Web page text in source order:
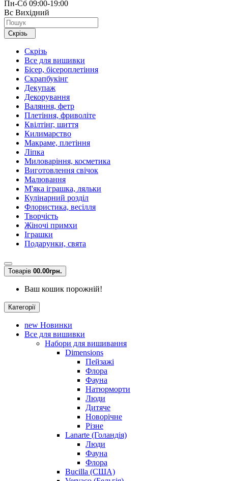
Пн-Сб 09:00-19:00
Вс Вихідний
Скрізь
Скрізь
Все для вишивки
Бісер, бісероплетіння
Скрапбукінг
Декупаж
Декорування
Валяння, фетр
Плетіння, фриволіте
Квілтінг, шиття
Килимарство
Макраме, плетіння
Ліпка
Миловаріння, косметика
Виготовлення свічок
Малювання
М'яка іграшка, ляльки
Кулінарний розділ
Флористика, весілля
Творчість
Жіночі примхи
Іграшки
Подарунки, свята
Товарів 00.00грн.
Ваш кошик порожній!
Категорії
new Новинки
Все для вишивки
Набори для вишивання
Dimensions
Пейзажі
Флора
Фауна
Натюрморти
Люди
Дитяче
Новорічне
Різне
Lanarte (Голандія)
Люди
Фауна
Флора
Bucilla (США)